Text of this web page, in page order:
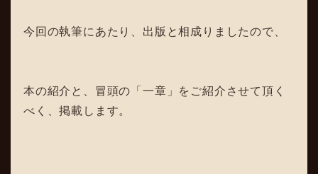
今回の執筆にあたり、出版と相成りましたので、
本の紹介と、冒頭の「一章」をご紹介させて頂く
べく、掲載します。